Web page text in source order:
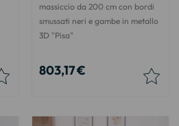
massiccio da 200 cm con bordi
smussati neri e gambe in metallo
3D "Pisa"
803,17 €